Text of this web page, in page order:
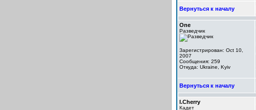
Вернуться к началу
One
Разведчик
Зарегистрирован: Oct 10,
2007
Сообщения: 259
Откуда: Ukraine, Kyiv
Вернуться к началу
I.Cherry
Кадет